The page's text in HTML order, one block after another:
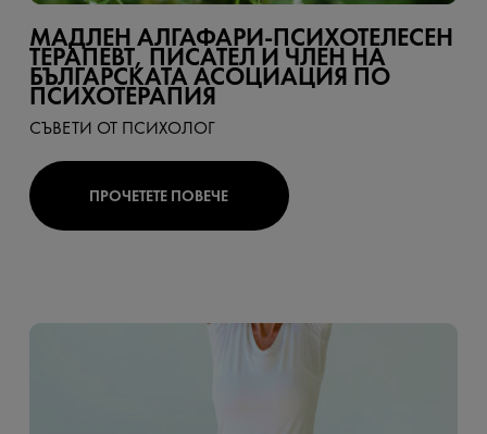
МАДЛЕН АЛГАФАРИ-ПСИХОТЕЛЕСЕН
ТЕРАПЕВТ, ПИСАТЕЛ И ЧЛЕН НА
БЪЛГАРСКАТА АСОЦИАЦИЯ ПО
ПСИХОТЕРАПИЯ
СЪВЕТИ ОТ ПСИХОЛОГ
ПРОЧЕТЕТЕ ПОВЕЧЕ